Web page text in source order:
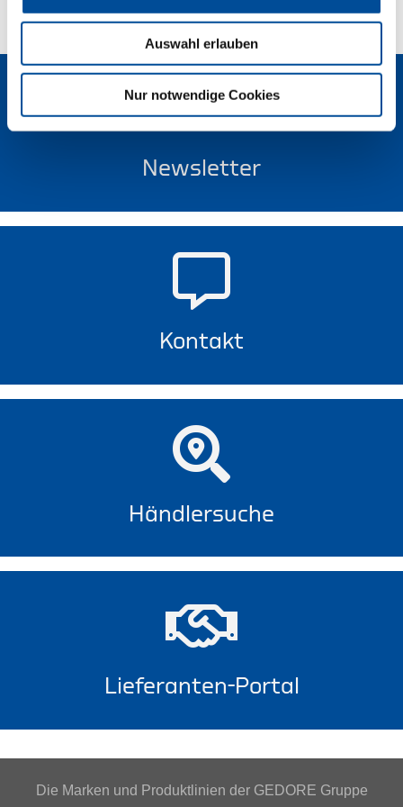
Auswahl erlauben
Nur notwendige Cookies
Newsletter
Kontakt
Händlersuche
Lieferanten-Portal
Die Marken und Produktlinien der GEDORE Gruppe